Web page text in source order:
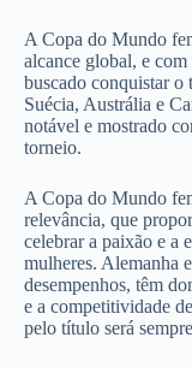
A Copa do Mundo
alcance global, e com
buscado conquistar o
Suécia, Austrália e
notável e mostrado
torneio.
A Copa do Mundo
relevância, que
celebrar a paixão e a
mulheres. Alemanha
desempenhos, têm
e a competitividade
pelo título será